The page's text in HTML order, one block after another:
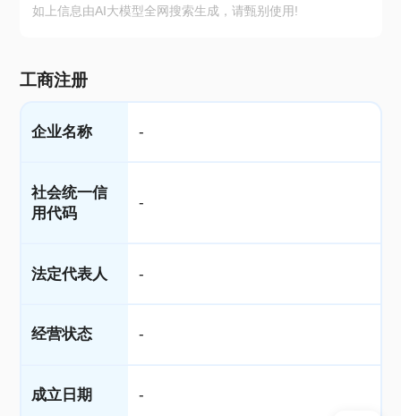
如上信息由AI大模型全网搜索生成，请甄别使用!
工商注册
企业名称 -
社会统一信
用代码
-
法定代表人 -
经营状态 -
成立日期 -